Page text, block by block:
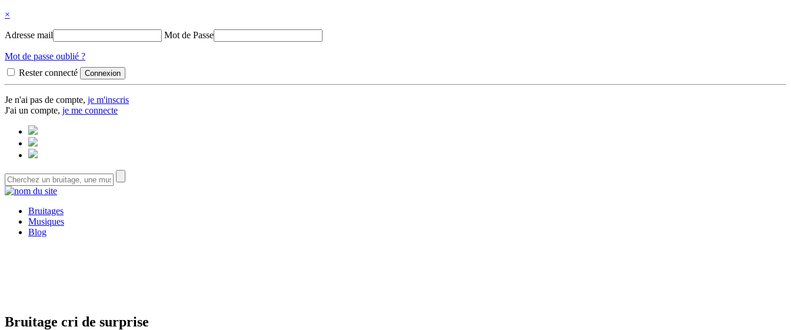
×
Adresse mail Mot de Passe
Mot de passe oublié ?
Rester connecté
Je n'ai pas de compte, je m'inscris
J'ai un compte, je me connecte
Bruitages
Musiques
Blog
Bruitage cri de surprise